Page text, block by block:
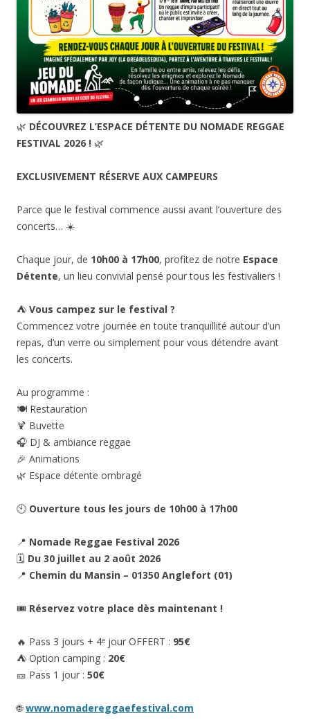
🌿 DÉCOUVREZ L’ESPACE DÉTENTE DU NOMADE REGGAE
FESTIVAL 2026 ! 🌿
EXCLUSIVEMENT RÉSERVE AUX CAMPEURS
Parce que le festival commence aussi avant l’ouverture des
concerts… ☀️
Chaque jour, de 10h00 à 17h00, profitez de notre Espace
Détente, un lieu convivial pensé pour tous les festivaliers !
⛺ Vous campez sur le festival ?
Commencez votre journée en toute tranquillité autour d’un
repas, d’un verre ou simplement pour vous détendre avant
les concerts.
Au programme :
🍽️ Restauration
🍹 Buvette
🎧 DJ & ambiance reggae
🎉 Animations
🌿 Espace détente ombragé
🕙 Ouverture tous les jours de 10h00 à 17h00
📍 Nomade Reggae Festival 2026
🗓 Du 30 juillet au 2 août 2026
📍 Chemin du Mansin – 01350 Anglefort (01)
🎟 Réservez votre place dès maintenant !
🔥 Pass 3 jours + 4ᵉ jour OFFERT : 95€
⛺ Option camping : 20€
🎫 Pass 1 jour : 50€
🌐www.nomadereggaefestival.com